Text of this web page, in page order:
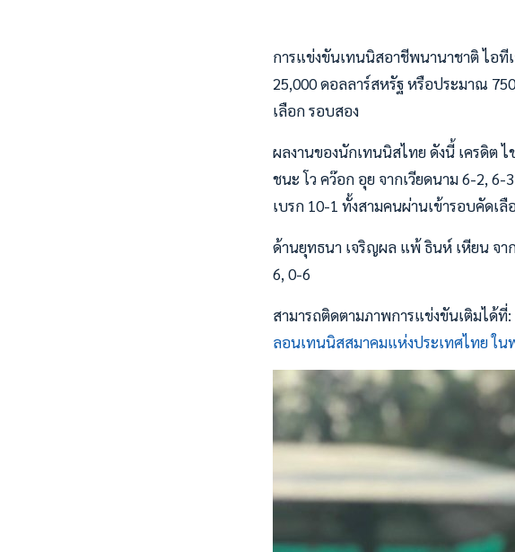
การแข่งขันเทนนิสอาชีพนานาชาติ ไอที
25,000 ดอลลาร์สหรัฐ หรือประมาณ
เลือก รอบสอง
ผลงานของนักเทนนิสไทย ดังนี้ เครดิต
ชนะ โว คว๊อก อุย จากเวียดนาม 6-2,
เบรก 10-1 ทั้งสามคนผ่านเข้ารอบคัดเ
ด้านยุทธนา เจริญผล แพ้ ธินห์ เหียน จา
6, 0-6
สามารถติดตามภาพการแข่งขันเติมได้
ลอนเทนนิสสมาคมแห่งประเทศไทย ใน